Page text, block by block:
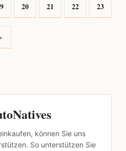
20 21 22 23
können Sie uns
So unterstützen Sie